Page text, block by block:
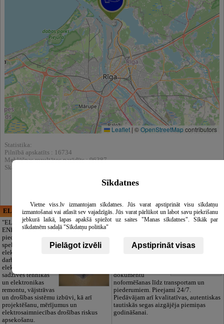
Leaflet | ©OpenStreetMapcontributors
Statistika:
Pilnībā apskatīts : 16734
Meklēšnas rezultātos parādīts : 96387
Skatīt arī katalogā :
ELECTRIC ENERGY
"ELECTRIC
ENERGY Kandava"
piedāvā pilna
spektra
elektromontāžas
darbus,
elektroinstalācijas,
sadzīves tehnikas
un elektronikas
remontu, vājstrāvas
un drošības sistēmu izbūvi, kā arī
projektēšanu, mērījumus un
elektrosaimniecības drošības riskus
apsekošanu.
CĒSU APBEDĪŠANAS
PAKALPOJUMI, SIA
Mēs parūpēsimies
dokumentu
noformēšanas līdz transportam un
piederumiem. Pieejami 24/7.
Piedāvājam arī kvalitatīvas, autentiskas
tautiskās segas aizgājēja piemiņas
godināšanai.
Sīkdatnes
Vietne viss.lv izmantojam sīkdatnes. Jūs varat apstiprināt visu sīkdatņu
izmantošanai vai atlasīt sev vajadzīgās. Jūs varat pārlūkot un labot savu piekrišanu
jebkurā laikā, lapas apakšā spiežot uz saites "Manas sīkdatnes". Sīkāk par
sīkdatnēm sadaļā "Sīkdatņu politika"
Pielāgot izvēli Apstiprināt visas